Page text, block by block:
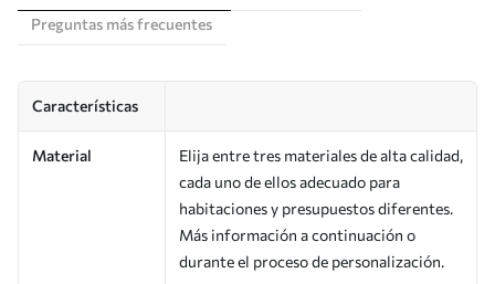
Preguntas más frecuentes
Características
Material
Elija entre tres materiales de alta calidad,
cada uno de ellos adecuado para
habitaciones y presupuestos diferentes.
Más información a continuación o
durante el proceso de personalización.